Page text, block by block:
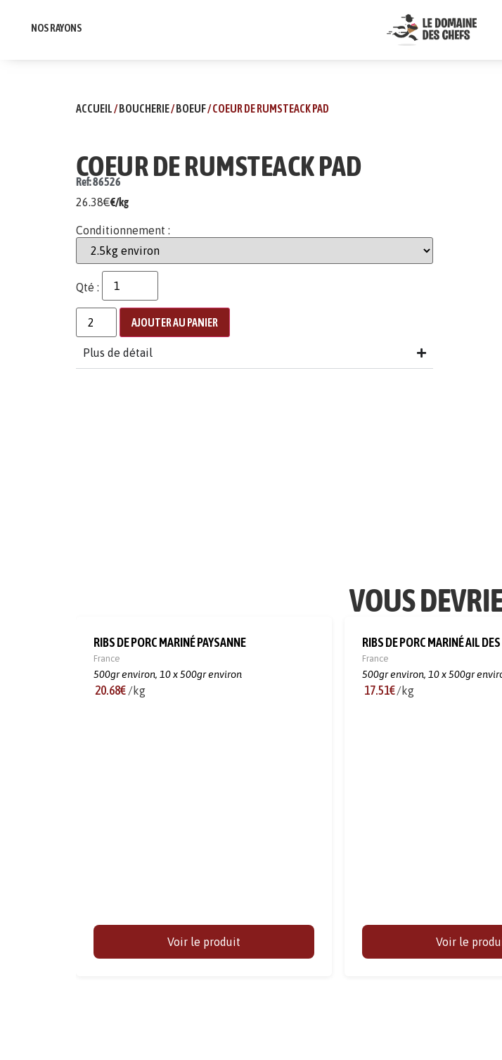
NOS RAYONS
ACCUEIL/BOUCHERIE/BOEUF/ COEUR DE RUMSTEACK PAD
COEUR DE RUMSTEACK PAD
Ref: 86526
26.38€€/kg
Conditionnement :
Qté :
AJOUTER AU PANIER
Plus de détail
VOUS
RIBS DE PORC MARINÉ PAYSANNE
France
500gr environ, 10 x 500gr environ
20.68€ /kg
Voir le produit
RIBS DE PORC MARINÉ AIL
France
500gr environ, 10 x 500gr
17.51€/kg
Voir le